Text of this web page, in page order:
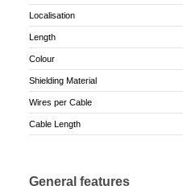
Localisation
Length
Colour
Shielding Material
Wires per Cable
Cable Length
General features